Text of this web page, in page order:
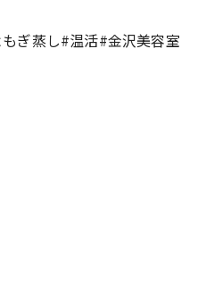
ぎ蒸し#温活#金沢美容室